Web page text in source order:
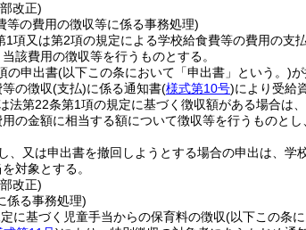
改正)
の費用の徴収等に係る事務処理)
1項又は第2項の規定による学校給食費等の費用の
該費用の徴収等を行うものとする。
の申出書(以下この条において「申出書」という。)
の徴収(支払)に係る通知書(様式第10号)により受給
法第22条第1項の規定に基づく徴収額がある場合は
の金額に相当する額について徴収等を行うものと
、又は申出書を撤回しようとする場合の申出は、
対象とする。
改正)
係る事務処理)
に基づく児童手当からの保育料の徴収(以下この条